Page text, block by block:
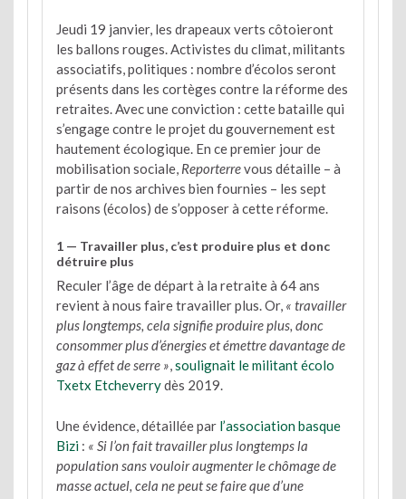
Jeudi 19 janvier, les drapeaux verts côtoieront
les ballons rouges. Activistes du climat, militants
associatifs, politiques : nombre d’écolos seront
présents dans les cortèges contre la réforme des
retraites. Avec une conviction : cette bataille qui
s’engage contre le projet du gouvernement est
hautement écologique. En ce premier jour de
mobilisation sociale, Reporterrevous détaille – à
partir de nos archives bien fournies – les sept
raisons (écolos) de s’opposer à cette réforme.
1 — Travailler plus, c’est produire plus et donc
détruire plus
Reculer l’âge de départ à la retraite à 64 ans
revient à nous faire travailler plus. Or, « travailler
plus longtemps, cela signifie produire plus, donc
consommer plus d’énergies et émettre davantage de
gaz à effet de serre »,soulignait le militant écolo
Txetx Etcheverrydès 2019.
Une évidence, détaillée par l’association basque
Bizi : « Si l’on fait travailler plus longtemps la
population sans vouloir augmenter le chômage de
masse actuel, cela ne peut se faire que d’une